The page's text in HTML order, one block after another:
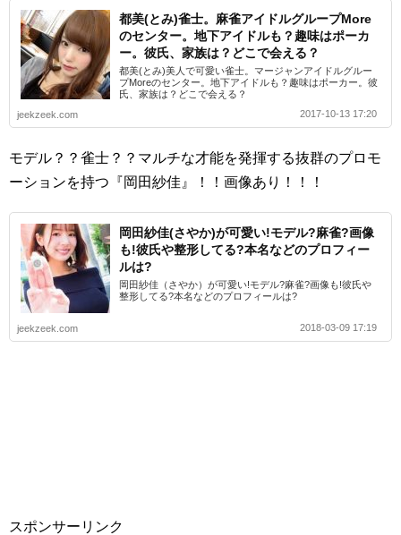
都美(とみ)雀士。麻雀アイドルグループMore
のセンター。地下アイドルも？趣味はポーカ
ー。彼氏、家族は？どこで会える？
都美(とみ)美人で可愛い雀士。マージャンアイドルグルー
プMoreのセンター。地下アイドルも？趣味はポーカー。彼
氏、家族は？どこで会える？
jeekzeek.com
2017-10-13 17:20
モデル？？雀士？？マルチな才能を発揮する抜群のプロモ
ーションを持つ『岡田紗佳』！！画像あり！！！
岡田紗佳(さやか)が可愛い!モデル?麻雀?画像
も!彼氏や整形してる?本名などのプロフィー
ルは?
岡田紗佳（さやか）が可愛い!モデル?麻雀?画像も!彼氏や
整形してる?本名などのプロフィールは?
jeekzeek.com 2018-03-09 17:19
スポンサーリンク